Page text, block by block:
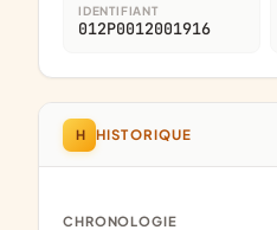
IDENTIFIANT
012P0012001916
H HISTORIQUE
CHRONOLOGIE